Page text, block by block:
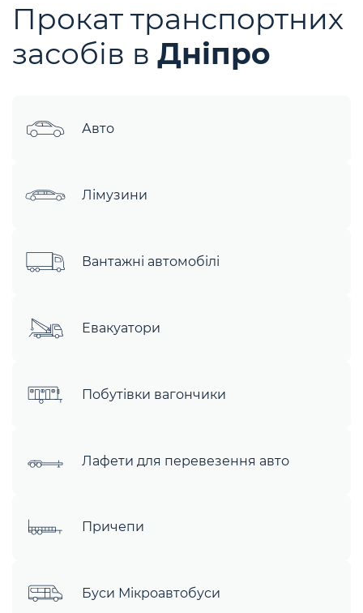
Прокат транспортних
засобів в Дніпро
Авто
Лімузини
Вантажні автомобілі
Евакуатори
Побутівки вагончики
Лафети для перевезення авто
Причепи
Буси Мікроавтобуси